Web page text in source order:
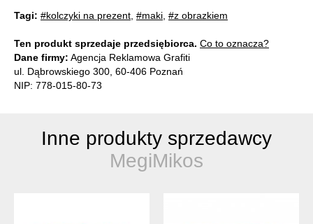
Tagi: #kolczyki na prezent #maki #z obrazkiem
Ten produkt sprzedaje przedsiębiorca. Co to oznacza?
Dane firmy: Agencja Reklamowa Grafiti
ul. Dąbrowskiego 300, 60-406 Poznań
NIP: 778-015-80-73
Inne produkty sprzedawcy
MegiMikos